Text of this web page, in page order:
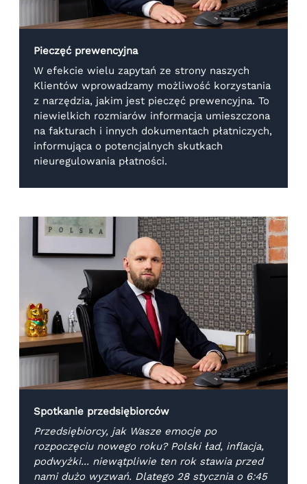
Pieczęć prewencyjna
W efekcie wielu zapytań ze strony naszych
Klientów wprowadzamy możliwość korzystania
z narzędzia, jakim jest pieczęć prewencyjna. To
niewielkich rozmiarów informacja umieszczona
na fakturach i innych dokumentach płatniczych,
informująca o potencjalnych skutkach
nieuregulowania płatności.
Spotkanie przedsiębiorców
Przedsiębiorcy, jak Wasze emocje po
rozpoczęciu nowego roku? Polski ład, inflacja,
podwyżki... niewątpliwie ten rok stawia przed
nami dużo wyzwań. Dlatego 28 stycznia o 6:45